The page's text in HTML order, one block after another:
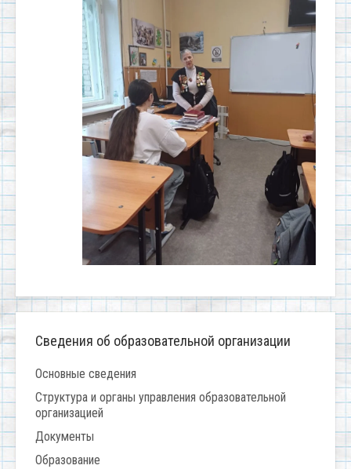
Сведения об образовательной организации
Основные сведения
Структура и органы управления образовательной
организацией
Документы
Образование